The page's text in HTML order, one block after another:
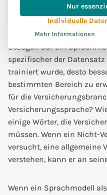
Kindern sicherlich einige
kennen.
Bezogen auf ein
spezifischer der
trainiert wurde, desto
bestimmten Bereich zu
für die
Versicherungssprache?
einige Wörter, die
müssen. Wenn ein Nicht-
versucht, eine allgemeine
verstehen, kann er an
Wenn ein Sprachmodell
Nur
Individuelle
Mehr Informationen